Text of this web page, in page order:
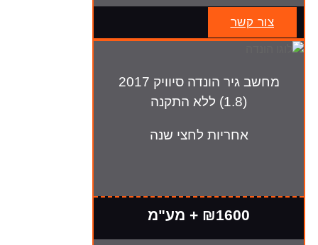
צור קשר
מחשב גיר הונדה סיוויק 2017
(1.8) ללא התקנה
אחריות לחצי שנה
₪1600 + מע"מ